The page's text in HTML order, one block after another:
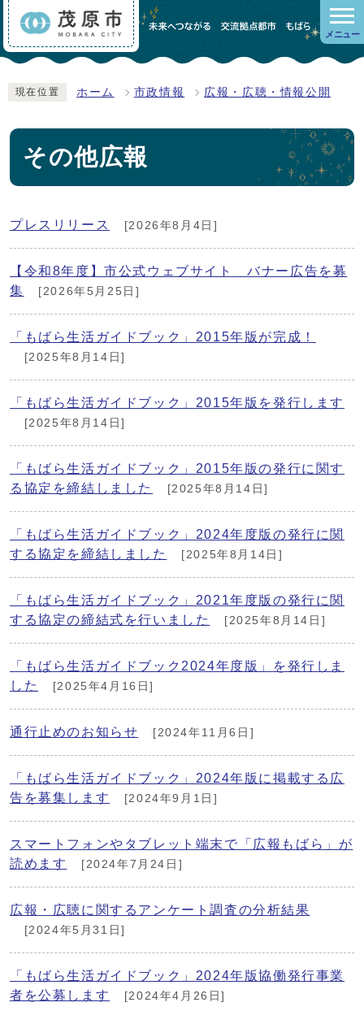
メニュー
現在位置 ホーム 市政情報 広報・広聴・情報公開
その他広報
プレスリリース [2026年8月4日]
【令和8年度】市公式ウェブサイト バナー広告を募
集
[2026年5月25日]
「もばら生活ガイドブック」2015年版が完成！
[2025年8月14日]
「もばら生活ガイドブック」2015年版を発行します
[2025年8月14日]
「もばら生活ガイドブック」2015年版の発行に関す
る協定を締結しました
[2025年8月14日]
「もばら生活ガイドブック」2024年度版の発行に関
する協定を締結しました
[2025年8月14日]
「もばら生活ガイドブック」2021年度版の発行に関
する協定の締結式を行いました
[2025年8月14日]
「もばら生活ガイドブック2024年度版」を発行しま
した
[2025年4月16日]
通行止めのお知らせ [2024年11月6日]
「もばら生活ガイドブック」2024年版に掲載する広
告を募集します
[2024年9月1日]
スマートフォンやタブレット端末で「広報もばら」が
読めます
[2024年7月24日]
広報・広聴に関するアンケート調査の分析結果
[2024年5月31日]
「もばら生活ガイドブック」2024年版協働発行事業
者を公募します
[2024年4月26日]